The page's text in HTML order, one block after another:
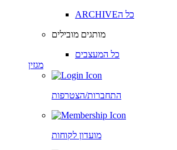
ARCHIVEכל ה
מותגים מובילים
כל המעצבים
מגזין
התחברות/הצטרפות
מועדון לקוחות